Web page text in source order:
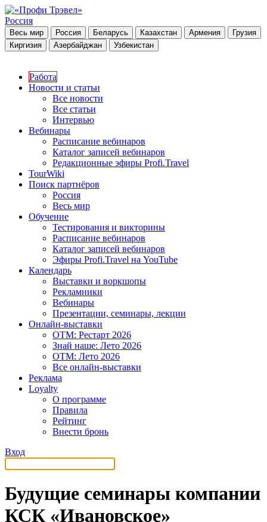
Россия
Весь мир Россия Беларусь Казахстан Армения
Грузия
Киргизия
Азербайджан Узбекистан
Работа
Новости и статьи
Все новости
Все статьи
Интервью
Вебинары
Расписание вебинаров
Каталог записей вебинаров
Редакционные эфиры Profi.Travel
TourWiki
Поиск партнёров
Россия
Весь мир
Обучение
Тестирования и викторины
Расписание вебинаров
Каталог записей вебинаров
Эфиры Profi.Travel на YouTube
Календарь
Выставки и воркшопы
Рекламники
Вебинары
Презентации, семинары, лекции
Онлайн-выставки
OTM: Рестарт 2026
Знай наше: Лето 2026
OTM: Лето 2026
Все онлайн-выставки
Реклама
Loyalty
О программе
Правила
Рейтинг
Внести бронь
Вход
Будущие семинары компании
КСК «Ивановское»